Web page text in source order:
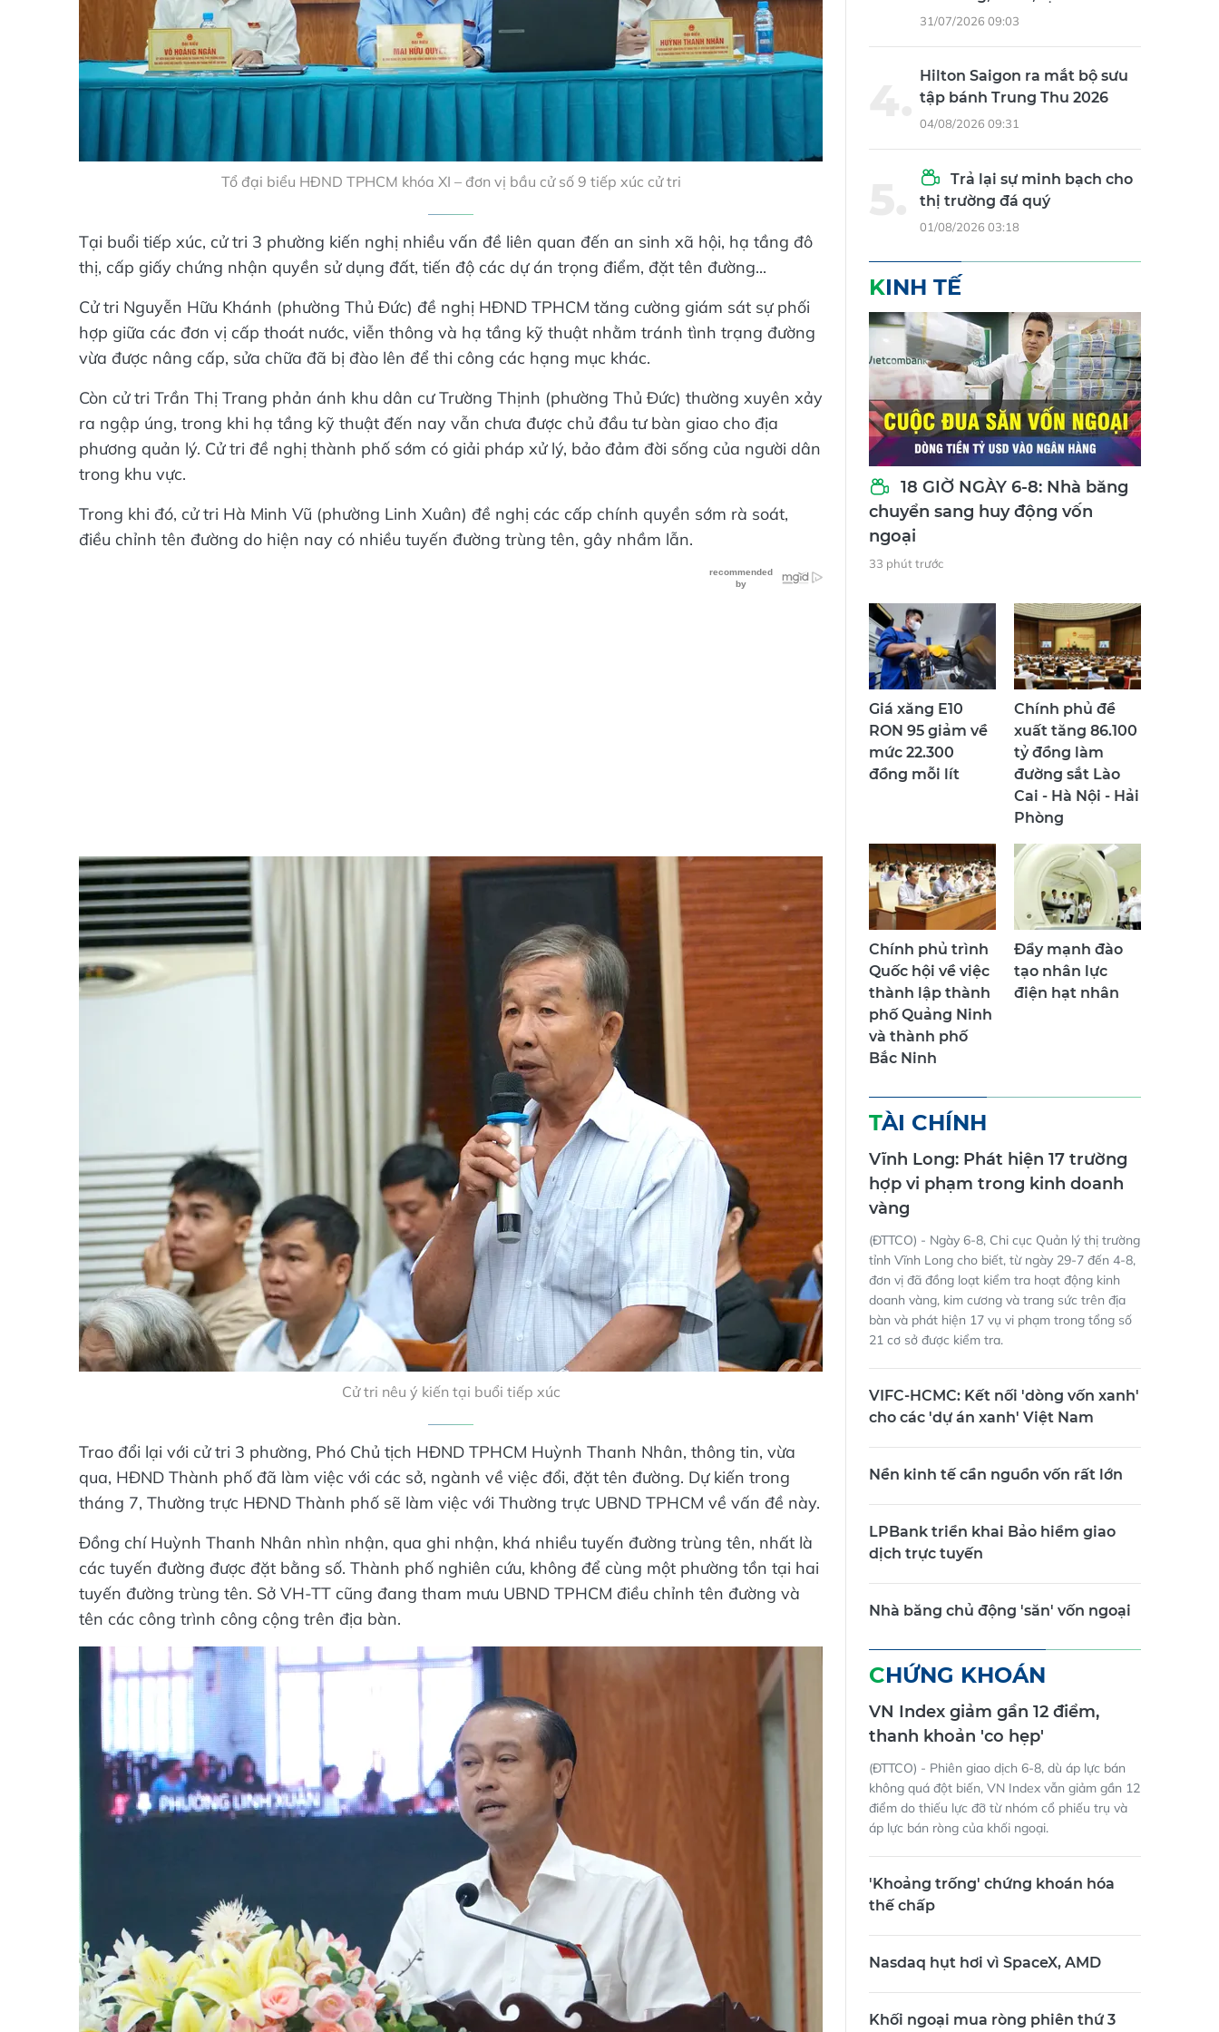
Tổ đại biểu HĐND TPHCM khóa XI – đơn vị bầu cử số 9 tiếp xúc cử tri
Tại buổi tiếp xúc, cử tri 3 phường kiến nghị nhiều vấn đề liên quan đến an sinh xã hội, hạ tầng đô
thị, cấp giấy chứng nhận quyền sử dụng đất, tiến độ các dự án trọng điểm, đặt tên đường...
Cử tri Nguyễn Hữu Khánh (phường Thủ Đức) đề nghị HĐND TPHCM tăng cường giám sát sự phối
hợp giữa các đơn vị cấp thoát nước, viễn thông và hạ tầng kỹ thuật nhằm tránh tình trạng đường
vừa được nâng cấp, sửa chữa đã bị đào lên để thi công các hạng mục khác.
Còn cử tri Trần Thị Trang phản ánh khu dân cư Trường Thịnh (phường Thủ Đức) thường xuyên xảy
ra ngập úng, trong khi hạ tầng kỹ thuật đến nay vẫn chưa được chủ đầu tư bàn giao cho địa
phương quản lý. Cử tri đề nghị thành phố sớm có giải pháp xử lý, bảo đảm đời sống của người dân
trong khu vực.
Trong khi đó, cử tri Hà Minh Vũ (phường Linh Xuân) đề nghị các cấp chính quyền sớm rà soát,
điều chỉnh tên đường do hiện nay có nhiều tuyến đường trùng tên, gây nhầm lẫn.
Cử tri nêu ý kiến tại buổi tiếp xúc
Trao đổi lại với cử tri 3 phường, Phó Chủ tịch HĐND TPHCM Huỳnh Thanh Nhân, thông tin, vừa
qua, HĐND Thành phố đã làm việc với các sở, ngành về việc đổi, đặt tên đường. Dự kiến trong
tháng 7, Thường trực HĐND Thành phố sẽ làm việc với Thường trực UBND TPHCM về vấn đề này.
Đồng chí Huỳnh Thanh Nhân nhìn nhận, qua ghi nhận, khá nhiều tuyến đường trùng tên, nhất là
các tuyến đường được đặt bằng số. Thành phố nghiên cứu, không để cùng một phường tồn tại hai
tuyến đường trùng tên. Sở VH-TT cũng đang tham mưu UBND TPHCM điều chỉnh tên đường và
tên các công trình công cộng trên địa bàn.
31/07/2026 09:03
Hilton Saigon ra mắt bộ sưu
tập bánh Trung Thu 2026
04/08/2026 09:31
Trả lại sự minh bạch cho
thị trường đá quý
01/08/2026 03:18
KINH TẾ
18 GIỜ NGÀY 6-8: Nhà băng
chuyển sang huy động vốn
ngoại
33 phút trước
Giá xăng E10
RON 95 giảm về
mức 22.300
đồng mỗi lít
Chính phủ đề
xuất tăng 86.100
tỷ đồng làm
đường sắt Lào
Cai - Hà Nội - Hải
Phòng
Chính phủ trình
Quốc hội về việc
thành lập thành
phố Quảng Ninh
và thành phố
Bắc Ninh
Đẩy mạnh đào
tạo nhân lực
điện hạt nhân
TÀI CHÍNH
Vĩnh Long: Phát hiện 17 trường
hợp vi phạm trong kinh doanh
vàng
(ĐTTCO) - Ngày 6-8, Chi cục Quản lý thị trường
tỉnh Vĩnh Long cho biết, từ ngày 29-7 đến 4-8,
đơn vị đã đồng loạt kiểm tra hoạt động kinh
doanh vàng, kim cương và trang sức trên địa
bàn và phát hiện 17 vụ vi phạm trong tổng số
21 cơ sở được kiểm tra.
VIFC-HCMC: Kết nối 'dòng vốn xanh'
cho các 'dự án xanh' Việt Nam
Nền kinh tế cần nguồn vốn rất lớn
LPBank triển khai Bảo hiểm giao
dịch trực tuyến
Nhà băng chủ động 'săn' vốn ngoại
CHỨNG KHOÁN
VN Index giảm gần 12 điểm,
thanh khoản 'co hẹp'
(ĐTTCO) - Phiên giao dịch 6-8, dù áp lực bán
không quá đột biến, VN Index vẫn giảm gần 12
điểm do thiếu lực đỡ từ nhóm cổ phiếu trụ và
áp lực bán ròng của khối ngoại.
'Khoảng trống' chứng khoán hóa
thế chấp
Nasdaq hụt hơi vì SpaceX, AMD
Khối ngoại mua ròng phiên thứ 3